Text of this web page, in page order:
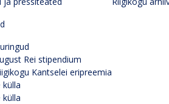
Rei stipendium
Kantselei eripreemia
külla
külla